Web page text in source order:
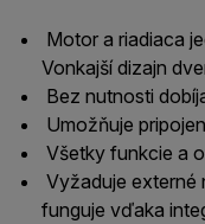
Motor a riadiaca
Vonkajší dizajn
Bez nutnosti
Umožňuje
Všetky funkcie a
Vyžaduje externé
funguje vďaka